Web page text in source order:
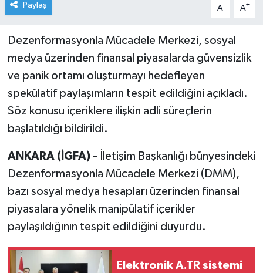
Paylaş A- A+
Dezenformasyonla Mücadele Merkezi, sosyal
medya üzerinden finansal piyasalarda güvensizlik
ve panik ortamı oluşturmayı hedefleyen
spekülatif paylaşımların tespit edildiğini açıkladı.
Söz konusu içeriklere ilişkin adli süreçlerin
başlatıldığı bildirildi.
ANKARA (İGFA) -
İletişim Başkanlığı bünyesindeki
Dezenformasyonla Mücadele Merkezi (DMM),
bazı sosyal medya hesapları üzerinden finansal
piyasalara yönelik manipülatif içerikler
paylaşıldığının tespit edildiğini duyurdu.
Elektronik A.TR sistemi